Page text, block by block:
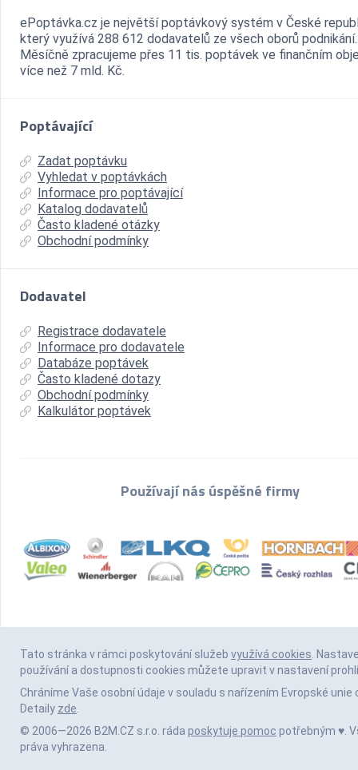
ePoptávka.cz je největší poptávkový systém v České
který využívá 288 612 dodavatelů ze všech oborů podnikání.
Měsíčně zpracujeme přes 11 tis. poptávek ve finančním
více než 7 mld. Kč.
Poptávající
Zadat poptávku
Vyhledat v poptávkách
Informace pro poptávající
Katalog dodavatelů
Často kladené otázky
Obchodní podmínky
Dodavatel
Registrace dodavatele
Informace pro dodavatele
Databáze poptávek
Často kladené dotazy
Obchodní podmínky
Kalkulátor poptávek
Používají nás úspěšné firmy
Tato stránka v rámci poskytování služeb využívá cookies.
používání a dostupnosti cookies můžete upravit v nastavení
Chráníme Vaše osobní údaje v souladu s nařízením Evropské unie
Detaily zde.
© 2006—2026 B2M.CZ s.r.o. ráda poskytuje pomoc potřebným ♥️.
práva vyhrazena.